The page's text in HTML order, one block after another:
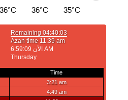
36°C 36°C 35°C